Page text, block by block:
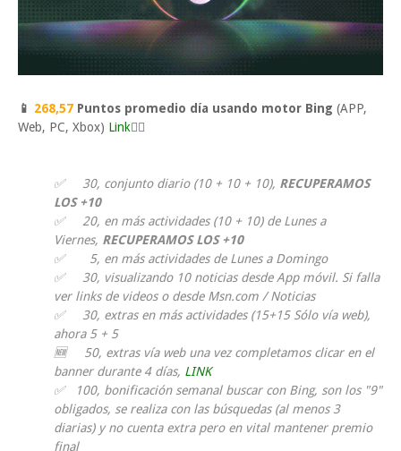
📱 268,57 Puntos promedio día usando motor Bing (APP,
Web, PC, Xbox) Link👈🏼
✅ 30, conjunto diario (10 + 10 + 10), RECUPERAMOS
LOS +10
✅ 20, en más actividades (10 + 10) de Lunes a
Viernes, RECUPERAMOS LOS +10
✅ 5, en más actividades de Lunes a Domingo
✅ 30, visualizando 10 noticias desde App móvil. Si falla
ver links de videos o desde Msn.com / Noticias
✅ 30, extras en más actividades (15+15 Sólo vía web),
ahora 5 + 5
🆕 50, extras vía web una vez completamos clicar en el
banner durante 4 días, LINK
✅ 100, bonificación semanal buscar con Bing, son los "9"
obligados, se realiza con las búsquedas (al menos 3
diarias) y no cuenta extra pero en vital mantener premio
final